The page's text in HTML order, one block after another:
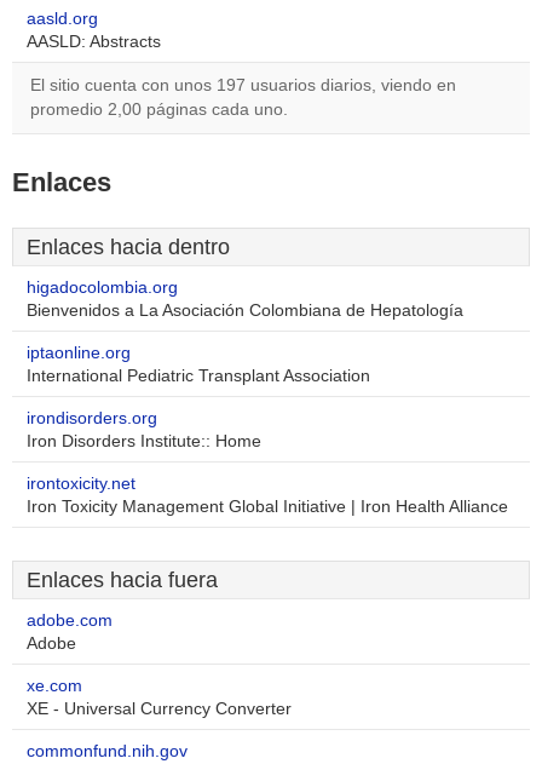
aasld.org
AASLD: Abstracts
El sitio cuenta con unos 197 usuarios diarios, viendo en
promedio 2,00 páginas cada uno.
Enlaces
Enlaces hacia dentro
higadocolombia.org
Bienvenidos a La Asociación Colombiana de Hepatología
iptaonline.org
International Pediatric Transplant Association
irondisorders.org
Iron Disorders Institute:: Home
irontoxicity.net
Iron Toxicity Management Global Initiative | Iron Health Alliance
Enlaces hacia fuera
adobe.com
Adobe
xe.com
XE - Universal Currency Converter
commonfund.nih.gov